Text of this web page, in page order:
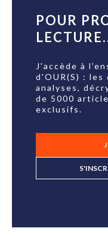
POUR
J'accède à
d'OUR(S) :
analyses,
de 5000
exclusifs.